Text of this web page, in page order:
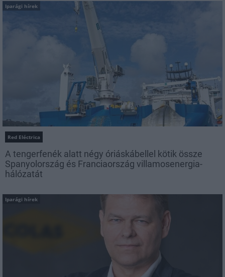
Iparági hírek
Red Eléctrica
A tengerfenék alatt négy óriáskábellel kötik össze
Spanyolország és Franciaország villamosenergia-
hálózatát
Iparági hírek